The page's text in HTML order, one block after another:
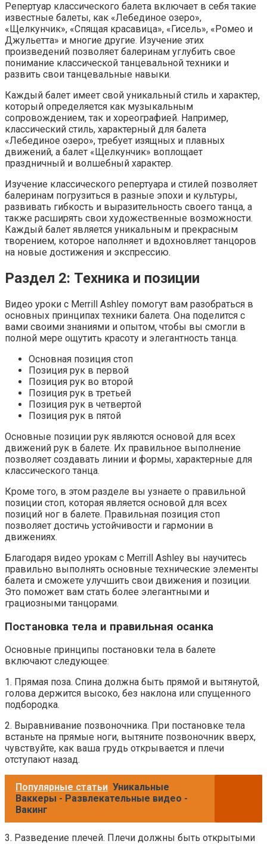
Репертуар классического балета включает в себя такие
известные балеты, как «Лебединое озеро»,
«Щелкунчик», «Спящая красавица», «Гисель», «Ромео и
Джульетта» и многие другие. Изучение этих
произведений позволяет балеринам углубить свое
понимание классической танцевальной техники и
развить свои танцевальные навыки.
Каждый балет имеет свой уникальный стиль и характер,
который определяется как музыкальным
сопровождением, так и хореографией. Например,
классический стиль, характерный для балета
«Лебединое озеро», требует изящных и плавных
движений, а балет «Щелкунчик» воплощает
праздничный и волшебный характер.
Изучение классического репертуара и стилей позволяет
балеринам погрузиться в разные эпохи и культуры,
развивать гибкость и выразительность своего танца, а
также расширять свои художественные возможности.
Каждый балет является уникальным и прекрасным
творением, которое наполняет и вдохновляет танцоров
на новые достижения и экспрессию.
Раздел 2: Техника и позиции
Видео уроки с Merrill Ashley помогут вам разобраться в
основных принципах техники балета. Она поделится с
вами своими знаниями и опытом, чтобы вы смогли в
полной мере ощутить красоту и элегантность танца.
Основная позиция стоп
Позиция рук в первой
Позиция рук во второй
Позиция рук в третьей
Позиция рук в четвертой
Позиция рук в пятой
Основные позиции рук являются основой для всех
движений рук в балете. Их правильное выполнение
позволяет создавать линии и формы, характерные для
классического танца.
Кроме того, в этом разделе вы узнаете о правильной
позиции стоп, которая является основой для всех
позиций ног в балете. Правильная позиция стоп
позволяет достичь устойчивости и гармонии в
движениях.
Благодаря видео урокам с Merrill Ashley вы научитесь
правильно выполнять основные технические элементы
балета и сможете улучшить свои движения и позиции.
Это поможет вам стать более элегантными и
грациозными танцорами.
Постановка тела и правильная осанка
Основные принципы постановки тела в балете
включают следующее:
1. Прямая поза. Спина должна быть прямой и вытянутой,
голова держится высоко, без наклона или спущенного
подбородка.
2. Выравнивание позвоночника. При постановке тела
встаньте на прямые ноги, вытяните позвоночник вверх,
чувствуйте, как ваша грудь открывается и плечи
отступают назад.
Популярные статьи Уникальные
Ваккеры - Развлекательные видео -
Вакинг
3. Разведение плечей. Плечи должны быть открытыми